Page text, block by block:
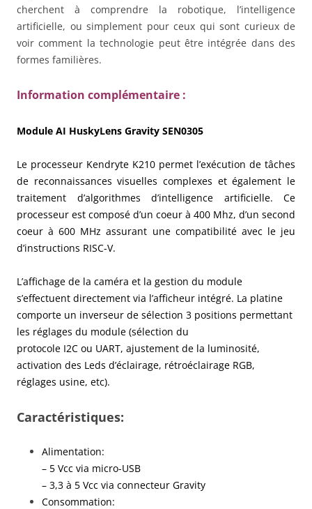
cherchent à comprendre la robotique, l’intelligence
artificielle, ou simplement pour ceux qui sont curieux de
voir comment la technologie peut être intégrée dans des
formes familières.
Information complémentaire :
Module AI HuskyLens Gravity SEN0305
Le processeur Kendryte K210 permet l’exécution de tâches
de reconnaissances visuelles complexes et également le
traitement d’algorithmes d’intelligence artificielle. Ce
processeur est composé d’un coeur à 400 Mhz, d’un second
coeur à 600 MHz assurant une compatibilité avec le jeu
d’instructions RISC-V.
L’affichage de la caméra et la gestion du module
s’effectuent directement via l’afficheur intégré. La platine
comporte un inverseur de sélection 3 positions permettant
les réglages du module (sélection du
protocole I2C ou UART, ajustement de la luminosité,
activation des Leds d’éclairage, rétroéclairage RGB,
réglages usine, etc).
Caractéristiques:
Alimentation:
– 5 Vcc via micro-USB
– 3,3 à 5 Vcc via connecteur Gravity
Consommation: